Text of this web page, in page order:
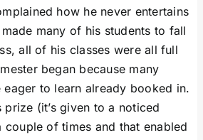
how he never entertains
many of his students to fall
all of his classes were all full
began because many
eager to learn already booked in.
(it’s given to a noticed
couple of times and that enabled